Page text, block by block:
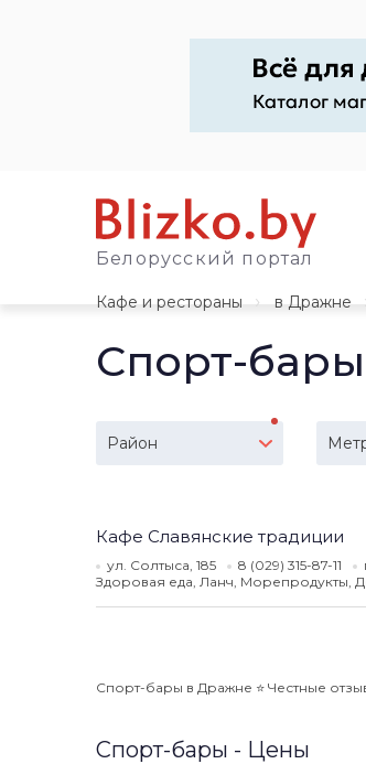
Белорусский портал
Кафе и рестораны
в Дражне
Спорт-
Район
Кафе Славянские традиции
ул. Солтыса, 185 8 (029) 315-87-11
Здоровая еда, Ланч, Морепродукты,
Спорт-бары в Дражне ⭐️ Честные
Спорт-бары - Цены